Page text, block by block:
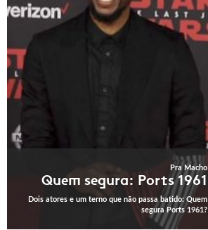
Pra Macho
Quem segura: Ports 1961
Dois atores e um terno que não passa batido: Quem
segura Ports 1961?